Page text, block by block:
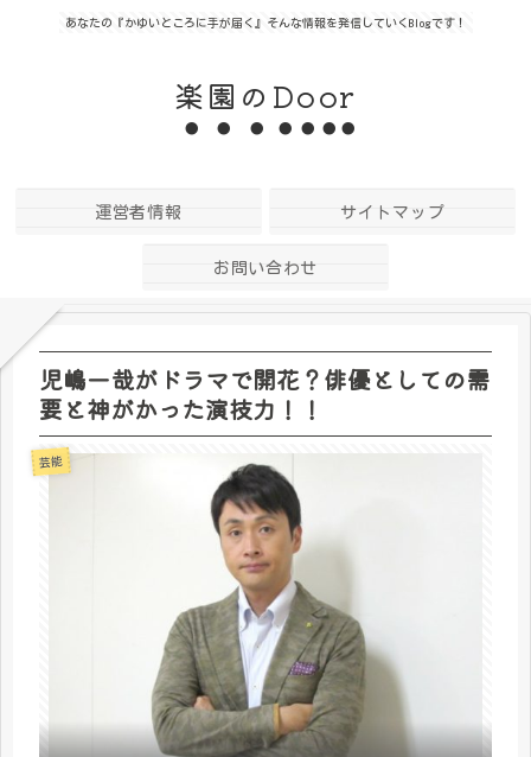
あなたの『かゆいところに手が届く』そんな情報を発信していくBlogです！
楽園のDoor
運営者情報 サイトマップ
お問い合わせ
児嶋一哉がドラマで開花？俳優としての需
要と神がかった演技力！！
芸能